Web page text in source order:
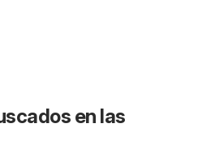
en las